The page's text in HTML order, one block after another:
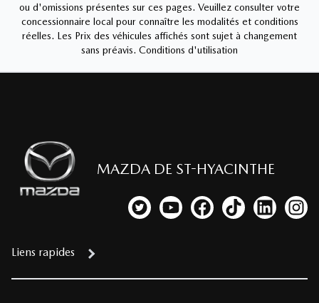
ou d'omissions présentes sur ces pages. Veuillez consulter votre
concessionnaire local pour connaître les modalités et conditions
réelles. Les Prix des véhicules affichés sont sujet à changement
sans préavis. Conditions d'utilisation
MAZDA DE ST-HYACINTHE
Lien vers notre compte Twitter
Lien vers notre chaîne
Lien vers notre page
Lien vers notre
Lien vers
Lien
Liens rapides